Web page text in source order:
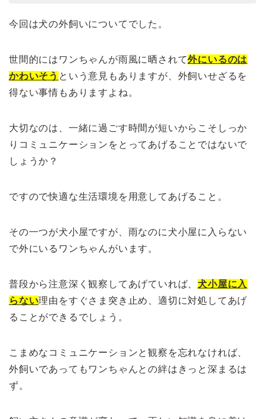
今回は犬の外飼いについてでした。
世間的にはワンちゃんが雨風に晒されて外にいるのは
かわいそう という意見もありますが、外飼いせざるを
得ない事情もありますよね。
大切なのは、一緒に過ごす時間が短いからこそしっか
りコミュニケーションをとってあげることではないで
しょうか？
ですので快適な生活環境を用意してあげること。
その一つが犬小屋ですが、雨なのに犬小屋に入らない
で外にいるワンちゃんがいます。
普段から注意深く観察してあげていれば、 犬小屋に入
らない理由をすぐさま突き止め、適切に対処してあげ
ることができるでしょう。
こまめなコミュニケーションと観察を忘れなければ、
外飼いであってもワンちゃんとの絆はきっと深まるは
ず。